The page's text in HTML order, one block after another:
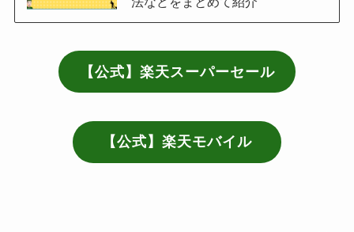
【公式】楽天スーパーセール
【公式】楽天モバイル